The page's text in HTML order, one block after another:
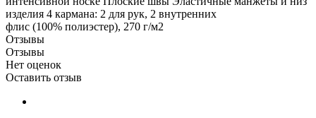
изделия 4 кармана: 2 для рук, 2 внутренних
флис (100% полиэстер), 270 г/м2
Отзывы
Отзывы
Нет оценок
Оставить отзыв